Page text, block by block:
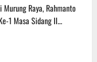
Raya, Rahmanto
1 Masa Sidang II...